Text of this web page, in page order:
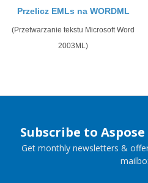
Przelicz EMLs na WORDML
(Przetwarzanie tekstu Microsoft Word
2003ML)
Subscribe to
Get monthly newsletters &